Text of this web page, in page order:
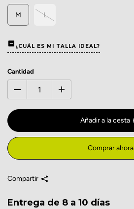
M L
¿CUÁL ES MI TALLA IDEAL?
Cantidad
Añadir a la cesta
Comprar ahora
Compartir
Entrega de 8 a 10 días